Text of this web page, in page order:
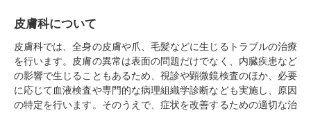
皮膚科について
皮膚科では、全身の皮膚や爪、毛髪などに生じるトラブルの治療
を行います。皮膚の異常は表面の問題だけでなく、内臓疾患など
の影響で生じることもあるため、視診や顕微鏡検査のほか、必要
に応じて血液検査や専門的な病理組織学診断なども実施し、原因
の特定を行います。そのうえで、症状を改善するための適切な治